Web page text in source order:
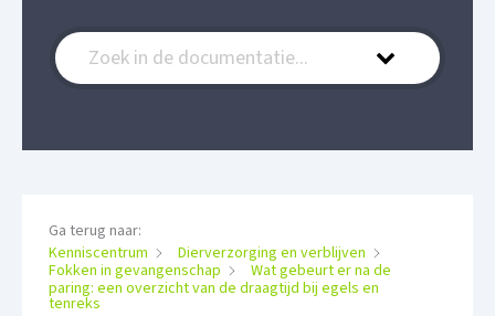
Ga terug naar:
Kenniscentrum
Dierverzorging en verblijven
Fokken in gevangenschap
Wat gebeurt er na de
paring: een overzicht van de draagtijd bij egels en
tenreks